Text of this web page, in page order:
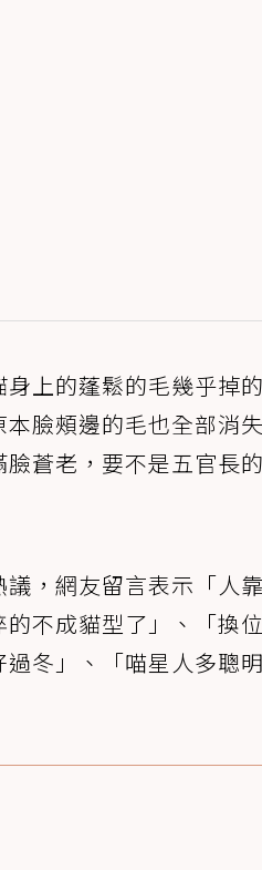
上的蓬鬆的毛幾乎掉
臉頰邊的毛也全部消
蒼老，要不是五官長
，網友留言表示「人
不成貓型了」、「換
冬」、「喵星人多聰